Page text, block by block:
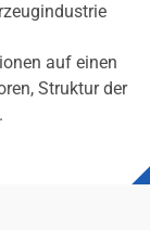
auf einen
Struktur der